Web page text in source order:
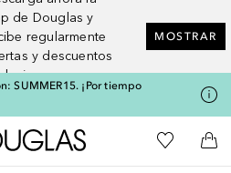
de Douglas y
regularmente
y descuentos
MOSTRAR
SUMMER15. ¡Por tiempo
A Douglas HomeMi lista de
A